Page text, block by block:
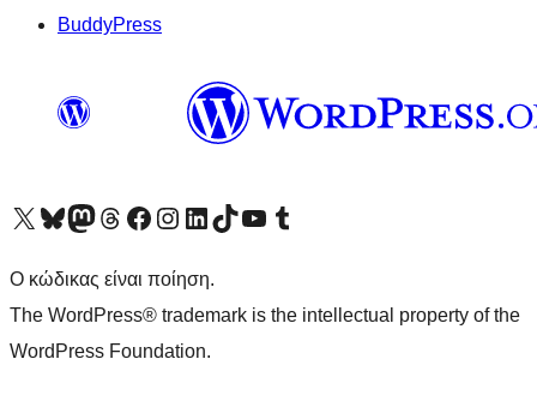
BuddyPress
Visit our X (formerly Twitter) account
Visit our Bluesky account
Επισκεφθείτε τον λογαριασμό μας στο Mastodon
Visit our Threads account
Επισκεφτείτε τη σελίδα μας στο Facebook
Επισκεφθείτε τον λογαριασμό μας Instagram
Επισκεφθείτε τον λογαριασμό μας LinkedIn
Visit our TikTok account
Visit our YouTube channel
Visit our Tumblr account
Ο κώδικας είναι ποίηση.
The WordPress® trademark is the intellectual property of the
WordPress Foundation.